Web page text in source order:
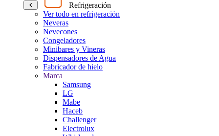
Refrigeración
Ver todo en refrigeración
Neveras
Nevecones
Congeladores
Minibares y Vineras
Dispensadores de Agua
Fabricador de hielo
Marca
Samsung
LG
Mabe
Haceb
Challenger
Electrolux